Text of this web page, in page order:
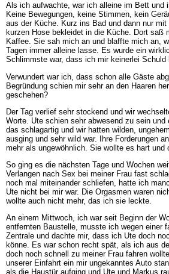
Als ich aufwachte, war ich alleine im Bett und
Keine Bewegungen, keine Stimmen, kein
aus der Küche. Kurz ins Bad und dann nur mit
kurzen Hose bekleidet in die Küche. Dort saß
Kaffee. Sie sah mich an und blaffte mich an,
Tagen immer alleine lasse. Es wurde ein
Schlimmste war, dass ich mir keinerlei Schuld
Verwundert war ich, dass schon alle Gäste
Begründung schien mir sehr an den Haaren
geschehen?
Der Tag verlief sehr stockend und wir
Worte. Ute schien sehr abwesend zu sein und
das schlagartig und wir hatten wilden,
ausging und sehr wild war. Ihre Forderungen
mehr als ungewöhnlich. Sie wollte es hart und
So ging es die nächsten Tage und Wochen
Verlangen nach Sex bei meiner Frau fast
noch mal miteinander schliefen, hatte ich
Ute nicht bei mir war. Die Orgasmen waren
wollte auch nicht mehr, das ich sie leckte.
An einem Mittwoch, ich war seit Beginn der
entfernten Baustelle, musste ich wegen einer
Zentrale und dachte mir, dass ich Ute doch
könne. Es war schon recht spät, als ich aus
doch noch schnell zu meiner Frau fahren
unserer Einfahrt ein mir ungekanntes Auto
als die Haustür aufging und Ute und Markus